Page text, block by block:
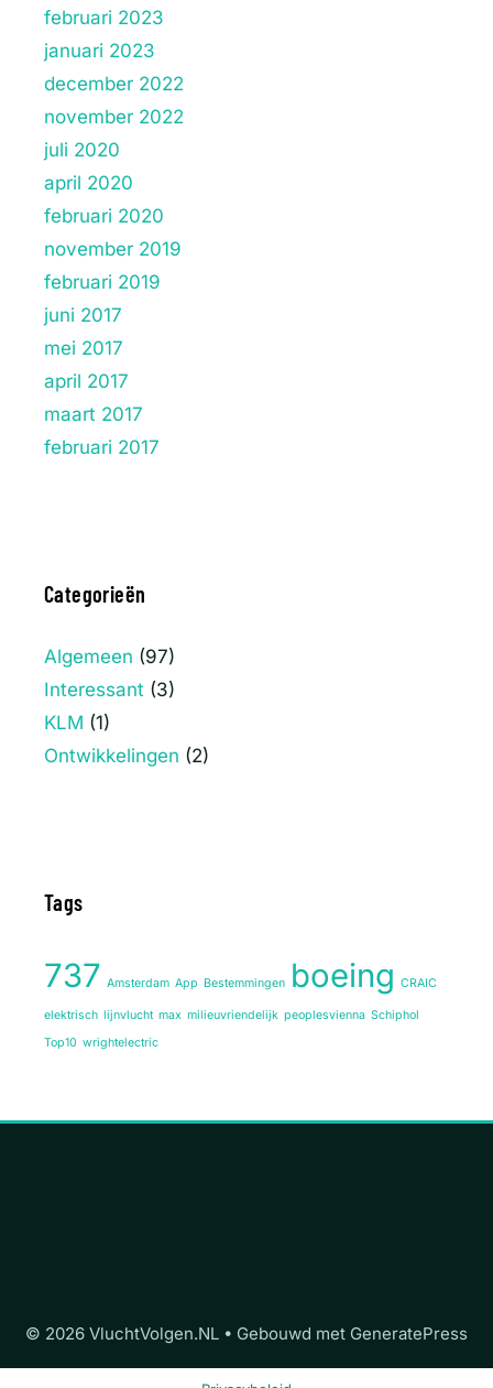
februari 2023
januari 2023
december 2022
november 2022
juli 2020
april 2020
februari 2020
november 2019
februari 2019
juni 2017
mei 2017
april 2017
maart 2017
februari 2017
Categorieën
Algemeen (97)
Interessant (3)
KLM (1)
Ontwikkelingen (2)
Tags
737 Amsterdam App Bestemmingen boeing CRAIC
elektrisch lijnvlucht max milieuvriendelijk peoplesvienna Schiphol
Top10 wrightelectric
© 2026 VluchtVolgen.NL • Gebouwd met GeneratePress